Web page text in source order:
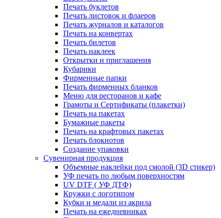
Печать буклетов
Печать листовок и флаеров
Печать журналов и каталогов
Печать на конвертах
Печать билетов
Печать наклеек
Открытки и приглашения
Кубарики
Фирменные папки
Печать фирменных бланков
Меню для ресторанов и кафе
Грамоты и Сертификаты (плакетки)
Печать на пакетах
Бумажные пакеты
Печать на крафтовых пакетах
Печать блокнотов
Создание упаковки
Сувенирная продукция
Объемные наклейки под смолой (3D стикер)
УФ печать по любым поверхностям
UV DTF ( УФ ДТФ)
Кружки с логотипом
Кубки и медали из акрила
Печать на ежедневниках